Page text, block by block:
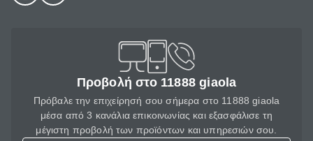
Προβολή στο 11888 giaola
Πρόβαλε την επιχείρησή σου σήμερα στο 11888 giaola
μέσα από 3 κανάλια επικοινωνίας και εξασφάλισε τη
μέγιστη προβολή των προϊόντων και υπηρεσιών σου.